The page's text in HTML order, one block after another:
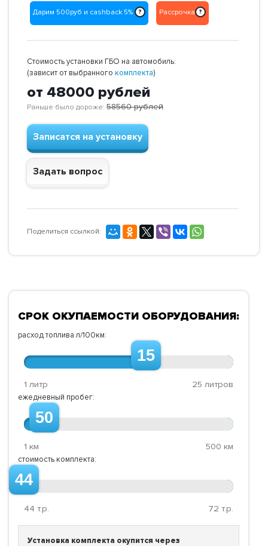
Дарим 500руб и cashback 5% ? Рассрочка ?
Стоимость установки ГБО на автомобиль:
(зависит от выбранного комплекта)
от 48000 рублей
Раньше было дороже: 58560рублей
Записатся на установку
Задать вопрос
Поделиться ссылкой:
СРОК ОКУПАЕМОСТИ ОБОРУДОВАНИЯ:
расход топлива л/100км:
15
1 литр 25 литров
ежедневный пробег:
50
1 км 500 км
стоимость комплекта:
44
44 т.р. 72 т.р.
Установка комплекта окупится через